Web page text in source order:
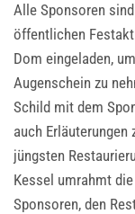
Alle Sponsoren
öffentlichen Festakt
Dom eingeladen,
Augenschein zu
Schild mit dem
auch
jüngsten
Kessel umrahmt
Sponsoren, den